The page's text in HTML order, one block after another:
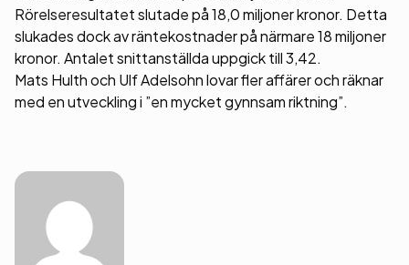
Rörelseresultatet slutade på 18,0 miljoner kronor. Detta
slukades dock av räntekostnader på närmare 18 miljoner
kronor. Antalet snittanställda uppgick till 3,42.
Mats Hulth och Ulf Adelsohn lovar fler affärer och räknar
med en utveckling i ”en mycket gynnsam riktning”.